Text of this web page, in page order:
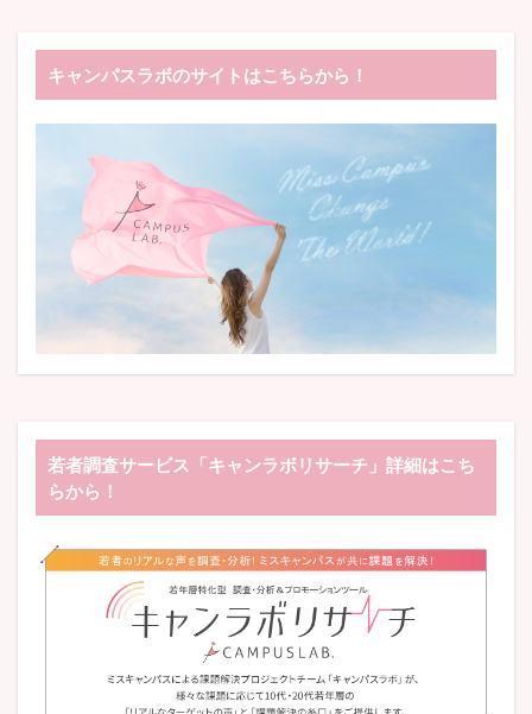
キャンパスラボのサイトはこちらから！
若者調査サービス「キャンラボリサーチ」詳細はこち
らから！